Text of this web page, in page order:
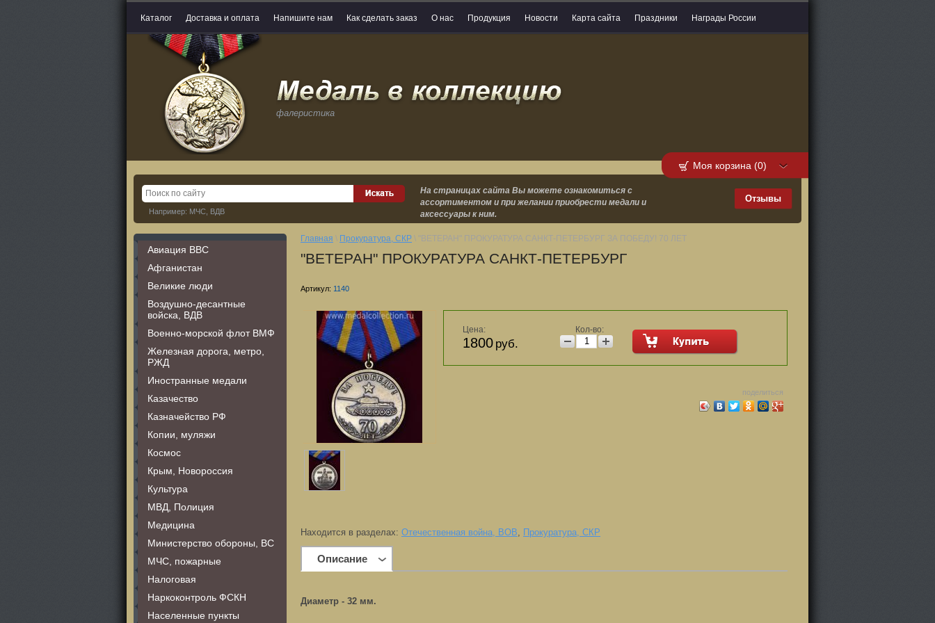
Каталог Доставка и оплата Напишите нам Как сделать заказ О нас Продукция Новости Карта сайта Праздники Награды России
фалеристика
Моя корзина (0)
Например: МЧС, ВДВ
На страницах сайта Вы можете ознакомиться с
ассортиментом и при желании приобрести медали и
аксессуары к ним.
Отзывы
Авиация ВВС
Афганистан
Великие люди
Воздушно-десантные
войска, ВДВ
Военно-морской флот ВМФ
Железная дорога, метро,
РЖД
Иностранные медали
Казачество
Казначейство РФ
Копии, муляжи
Космос
Крым, Новороссия
Культура
МВД, Полиция
Медицина
Министерство обороны, ВС
МЧС, пожарные
Налоговая
Наркоконтроль ФСКН
Населенные пункты
Главная \ Прокуратура, СКР \ "ВЕТЕРАН" ПРОКУРАТУРА САНКТ-ПЕТЕРБУРГ ЗА ПОБЕДУ! 70 ЛЕТ
"ВЕТЕРАН" ПРОКУРАТУРА САНКТ-ПЕТЕРБУРГ
Артикул: 1140
Цена:
1800 руб.
Кол-во:
поделиться
Находится в разделах: Отечественная война, ВОВ, Прокуратура, СКР
Описание
Диаметр - 32 мм.